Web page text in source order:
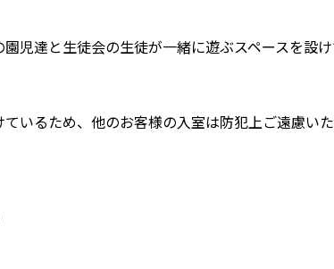
児達と生徒会の生徒が一緒に遊ぶスペースを
いるため、他のお客様の入室は防犯上ご遠慮い